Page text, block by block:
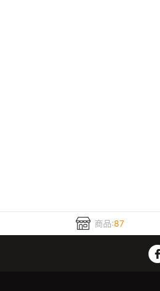
商品:87